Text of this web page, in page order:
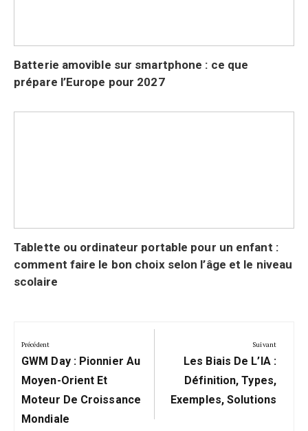
Batterie amovible sur smartphone : ce que
prépare l’Europe pour 2027
Tablette ou ordinateur portable pour un enfant :
comment faire le bon choix selon l’âge et le niveau
scolaire
de
l’article
Précédent
Précédent:
GWM Day : Pionnier Au
Moyen-Orient Et
Moteur De Croissance
Mondiale
Suivant
Suivant:
Les Biais De L’IA :
Définition, Types,
Exemples, Solutions